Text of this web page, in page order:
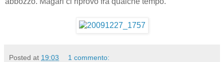
Posted at 19:03 1 commento: